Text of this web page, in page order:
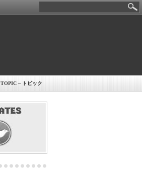
TOPIC – トピック